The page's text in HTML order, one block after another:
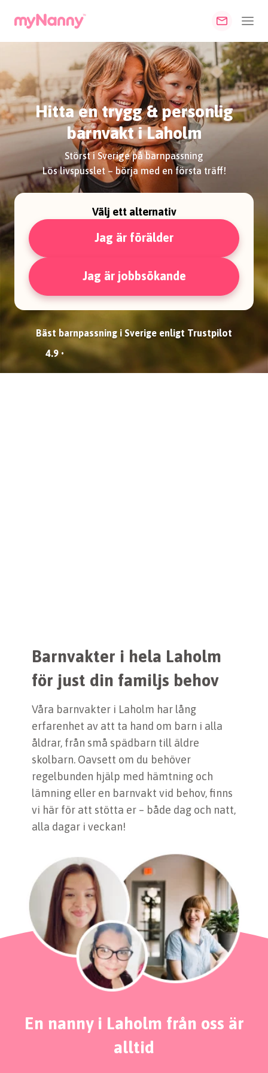
Hitta en trygg & personlig
barnvakt i Laholm
Störst i Sverige på barnpassning
Lös livspusslet – börja med en första träff!
Välj ett alternativ
Jag är förälder
Jag är jobbsökande
Bäst barnpassning i Sverige enligt Trustpilot
4.9 •
Barnvakter i hela Laholm
för just din familjs behov
Våra barnvakter i Laholm har lång
erfarenhet av att ta hand om barn i alla
åldrar, från små spädbarn till äldre
skolbarn. Oavsett om du behöver
regelbunden hjälp med hämtning och
lämning eller en barnvakt vid behov, finns
vi här för att stötta er – både dag och natt,
alla dagar i veckan!
En nanny i Laholm från oss är
alltid